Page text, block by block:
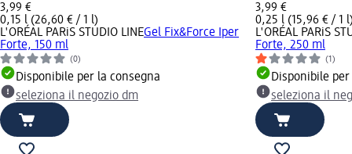
3,99 €
0,15 l (26,60 € / 1 l)
L'ORÉAL PARiS STUDIO LINEGel Fix&Force Iper
Forte, 150 ml
(0)
Disponibile per la consegna
seleziona il negozio dm
3,99 €
0,25 l (15,96 € / 1
L'ORÉAL PARiS
Forte, 250 ml
(1)
Disponibile
seleziona il